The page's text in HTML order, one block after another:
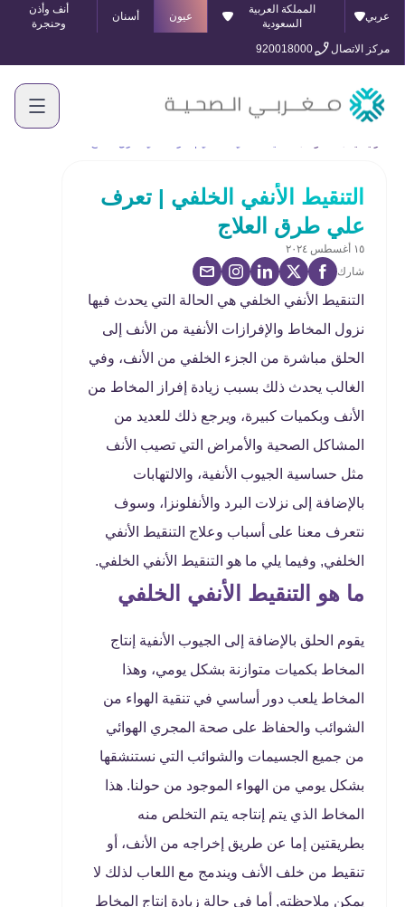
عربي
المملكة العربية
السعودية
عيون أسنان
أنف وأذن
وحنجرة
مركز الاتصال
920018000
التنقيط الأنفي الخلفي | تعرف
علي طرق العلاج
١٥ أغسطس ٢٠٢٤
شارك
التنقيط الأنفي الخلفي هي الحالة التي يحدث فيها
نزول المخاط والإفرازات الأنفية من الأنف إلى
الحلق مباشرة من الجزء الخلفي من الأنف، وفي
الغالب يحدث ذلك بسبب زيادة إفراز المخاط من
الأنف وبكميات كبيرة، ويرجع ذلك للعديد من
المشاكل الصحية والأمراض التي تصيب الأنف
مثل حساسية الجيوب الأنفية، والالتهابات
بالإضافة إلى نزلات البرد والأنفلونزا، وسوف
نتعرف معنا على أسباب وعلاج التنقيط الأنفي
الخلفي, وفيما يلي ما هو التنقيط الأنفي الخلفي.
ما هو التنقيط الأنفي الخلفي
يقوم الحلق بالإضافة إلى الجيوب الأنفية إنتاج
المخاط بكميات متوازنة بشكل يومي، وهذا
المخاط يلعب دور أساسي في تنقية الهواء من
الشوائب والحفاظ على صحة المجري الهوائي
من جميع الجسيمات والشوائب التي نستنشقها
بشكل يومي من الهواء الموجود من حولنا. هذا
المخاط الذي يتم إنتاجه يتم التخلص منه
بطريقتين إما عن طريق إخراجه من الأنف، أو
تنقيط من خلف الأنف ويندمج مع اللعاب لذلك لا
يمكن ملاحظته, أما في حالة زيادة إنتاج المخاط